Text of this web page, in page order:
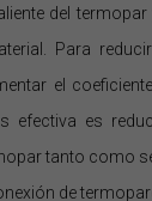
del termopar
Para
el
efectiva es
tanto como
de